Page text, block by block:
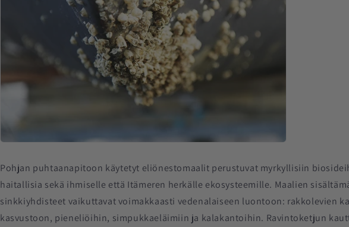
Pohjan puhtaanapitoon käytetyt eliönestomaalit perustuvat myrkyllisiin
haitallisia sekä ihmiselle että Itämeren herkälle ekosysteemille. Maalien
sinkkiyhdisteet vaikuttavat voimakkaasti vedenalaiseen luontoon: rakkolevien
kasvustoon, pieneliöihin, simpukkaeläimiin ja kalakantoihin. Ravintoketjun